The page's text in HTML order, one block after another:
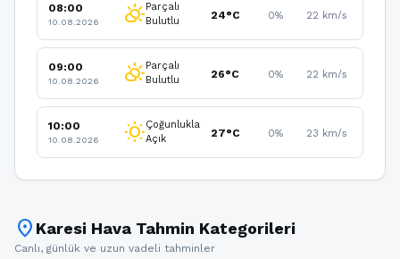
08:00
10.08.2026 partly_cloudy_dayParçalı
Bulutlu
24°C 0% 22 km/s
09:00
10.08.2026 partly_cloudy_dayParçalı
Bulutlu
26°C 0% 22 km/s
10:00
10.08.2026 wb_sunnyÇoğunlukla
Açık
27°C 0% 23 km/s
location_on Karesi Hava Tahmin Kategorileri
Canlı, günlük ve uzun vadeli tahminler